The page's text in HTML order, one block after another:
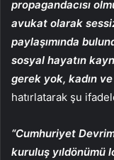
propagandacısı
avukat olarak
paylaşımında
sosyal hayatın
gerek yok, kadın
hatırlatarak şu
“Cumhuriyet
kuruluş yıldönümü